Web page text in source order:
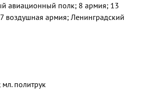
авиационный полк; 8 армия; 13
воздушная армия; Ленинградский
политрук